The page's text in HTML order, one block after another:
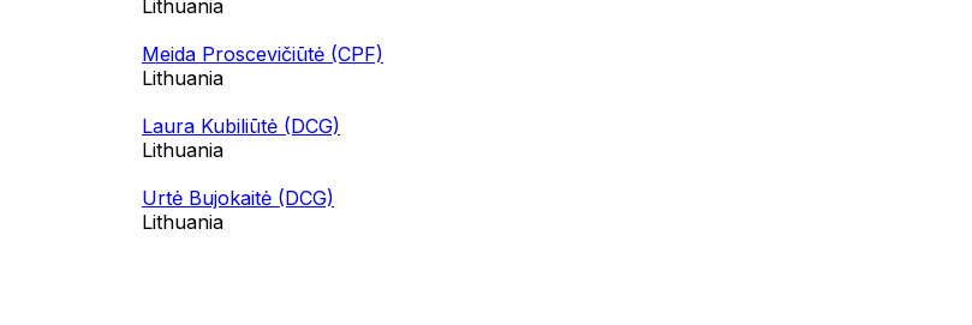
Lithuania
Meida Proscevičiūtė (CPF)
Lithuania
Laura Kubiliūtė (DCG)
Lithuania
Urtė Bujokaitė (DCG)
Lithuania